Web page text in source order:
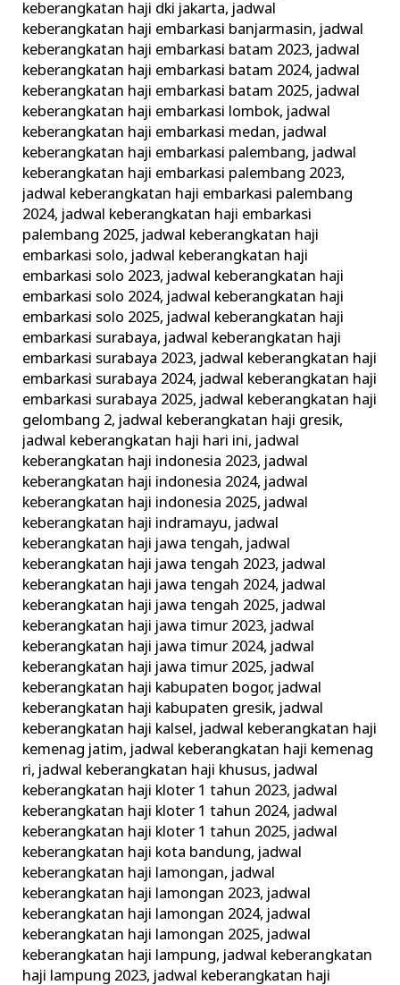
keberangkatan haji dki jakarta, jadwal
keberangkatan haji embarkasi banjarmasin, jadwal
keberangkatan haji embarkasi batam 2023, jadwal
keberangkatan haji embarkasi batam 2024, jadwal
keberangkatan haji embarkasi batam 2025, jadwal
keberangkatan haji embarkasi lombok, jadwal
keberangkatan haji embarkasi medan, jadwal
keberangkatan haji embarkasi palembang, jadwal
keberangkatan haji embarkasi palembang 2023,
jadwal keberangkatan haji embarkasi palembang
2024, jadwal keberangkatan haji embarkasi
palembang 2025, jadwal keberangkatan haji
embarkasi solo, jadwal keberangkatan haji
embarkasi solo 2023, jadwal keberangkatan haji
embarkasi solo 2024, jadwal keberangkatan haji
embarkasi solo 2025, jadwal keberangkatan haji
embarkasi surabaya, jadwal keberangkatan haji
embarkasi surabaya 2023, jadwal keberangkatan haji
embarkasi surabaya 2024, jadwal keberangkatan haji
embarkasi surabaya 2025, jadwal keberangkatan haji
gelombang 2, jadwal keberangkatan haji gresik,
jadwal keberangkatan haji hari ini, jadwal
keberangkatan haji indonesia 2023, jadwal
keberangkatan haji indonesia 2024, jadwal
keberangkatan haji indonesia 2025, jadwal
keberangkatan haji indramayu, jadwal
keberangkatan haji jawa tengah, jadwal
keberangkatan haji jawa tengah 2023, jadwal
keberangkatan haji jawa tengah 2024, jadwal
keberangkatan haji jawa tengah 2025, jadwal
keberangkatan haji jawa timur 2023, jadwal
keberangkatan haji jawa timur 2024, jadwal
keberangkatan haji jawa timur 2025, jadwal
keberangkatan haji kabupaten bogor, jadwal
keberangkatan haji kabupaten gresik, jadwal
keberangkatan haji kalsel, jadwal keberangkatan haji
kemenag jatim, jadwal keberangkatan haji kemenag
ri, jadwal keberangkatan haji khusus, jadwal
keberangkatan haji kloter 1 tahun 2023, jadwal
keberangkatan haji kloter 1 tahun 2024, jadwal
keberangkatan haji kloter 1 tahun 2025, jadwal
keberangkatan haji kota bandung, jadwal
keberangkatan haji lamongan, jadwal
keberangkatan haji lamongan 2023, jadwal
keberangkatan haji lamongan 2024, jadwal
keberangkatan haji lamongan 2025, jadwal
keberangkatan haji lampung, jadwal keberangkatan
haji lampung 2023, jadwal keberangkatan haji